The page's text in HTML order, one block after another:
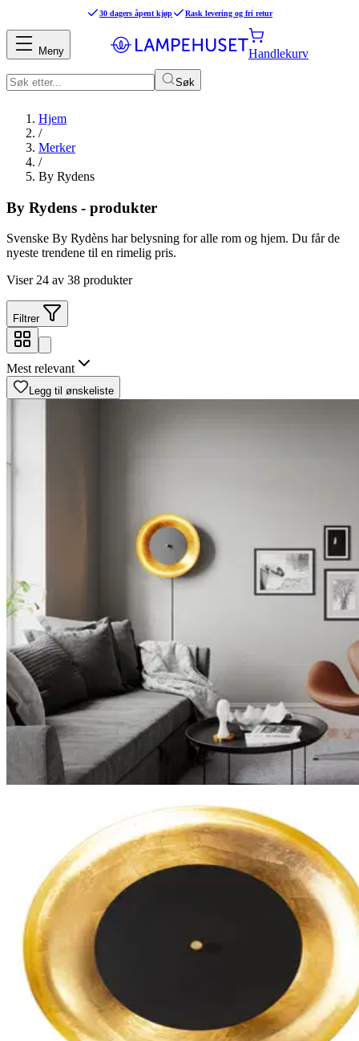
30 dagers åpent kjøp Rask levering og fri retur
Søk
Handlekurv
Meny
Hjem
/
Merker
/
By Rydens
By Rydens - produkter
Svenske By Rydèns har belysning for alle rom og hjem. Du får de
nyeste trendene til en rimelig pris.
Viser 24 av 38 produkter
Filtrer
Mest relevant
Legg til ønskeliste